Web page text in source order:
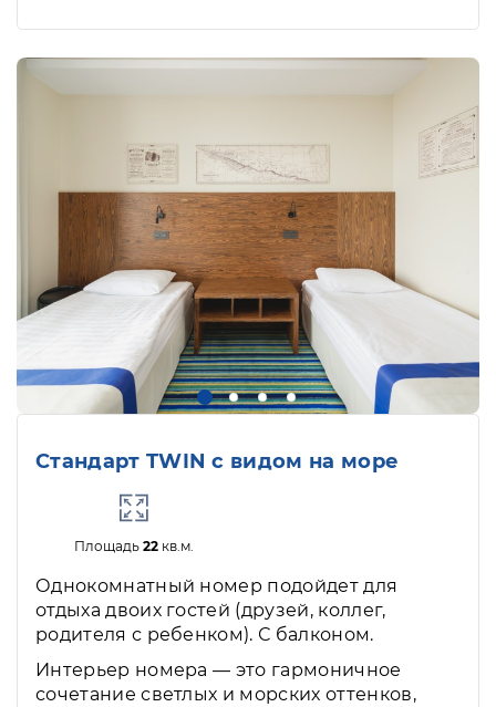
Стандарт TWIN с видом на море
Площадь 22кв.м.
Однокомнатный номер подойдет для
отдыха двоих гостей (друзей, коллег,
родителя с ребенком). С балконом.
Интерьер номера — это гармоничное
сочетание светлых и морских оттенков,